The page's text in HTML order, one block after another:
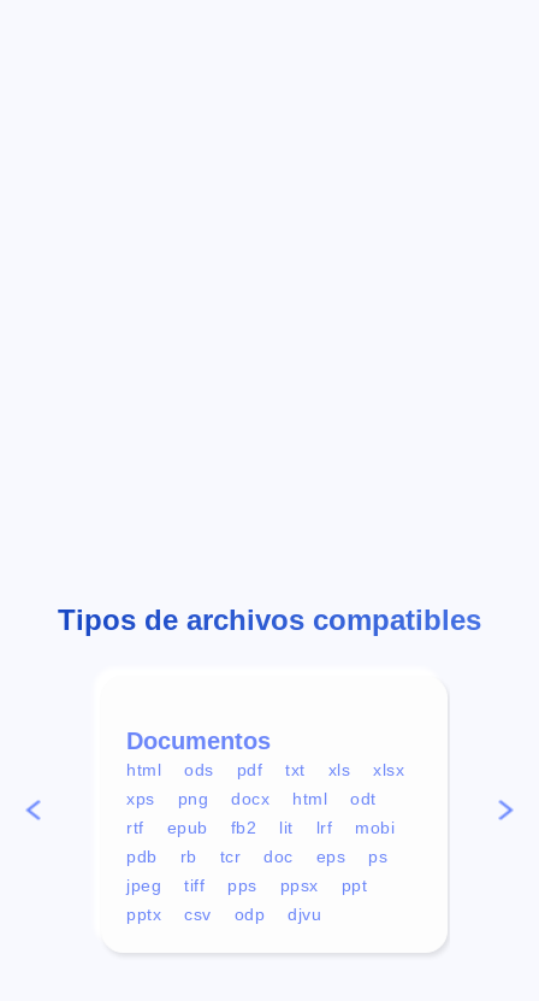
Tipos de archivos compatibles
Documentos
html ods pdf txt xls
xlsx
xps
png docx html
odt
rtf
epub fb2 lit lrf
mobi
pdb
rb tcr doc eps
ps
jpeg
tiff pps ppsx
ppt
pptx
csv odp djvu
mp4